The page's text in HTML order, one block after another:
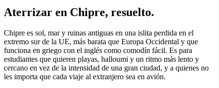
Aterrizar en Chipre, resuelto.
Chipre es sol, mar y ruinas antiguas en una islita perdida en el
extremo sur de la UE, más barata que Europa Occidental y que
funciona en griego con el inglés como comodín fácil. Es para
estudiantes que quieren playas, halloumi y un ritmo más lento y
cercano en vez de la intensidad de una gran ciudad, y a quienes no
les importa que cada viaje al extranjero sea en avión.